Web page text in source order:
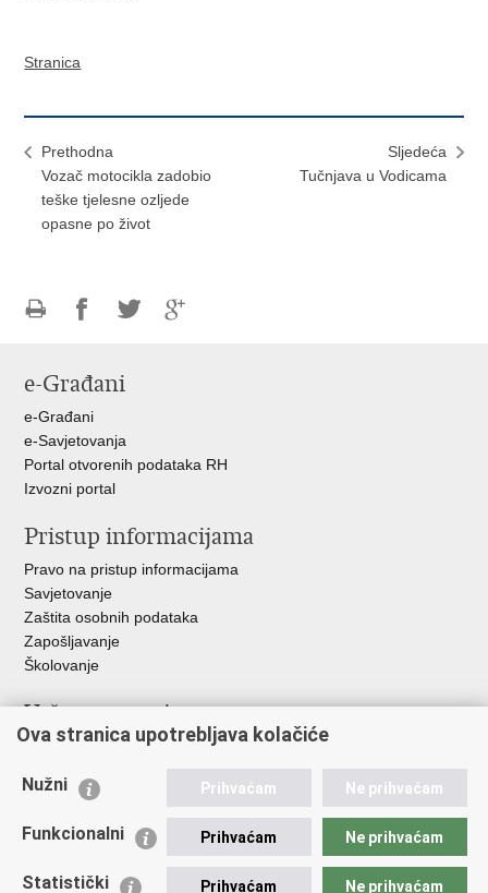
Stranica
Prethodna
Vozač motocikla zadobio
teške tjelesne ozljede
opasne po život
Sljedeća
Tučnjava u Vodicama
FacebookuTwitteru
e-Građani
e-Građani
e-Savjetovanja
Portal otvorenih podataka RH
Izvozni portal
Pristup informacijama
Pravo na pristup informacijama
Savjetovanje
Zaštita osobnih podataka
Zapošljavanje
Školovanje
Važne poveznice
Ministarstvo unutarnjih poslova
Udruge
Policijska akademija
Zaklada policijske solidarnosti
Ova stranica upotrebljava kolačiće
Nužni Prihvaćam Ne prihvaćam
Funkcionalni Prihvaćam Ne prihvaćam
Statistički Prihvaćam Ne prihvaćam